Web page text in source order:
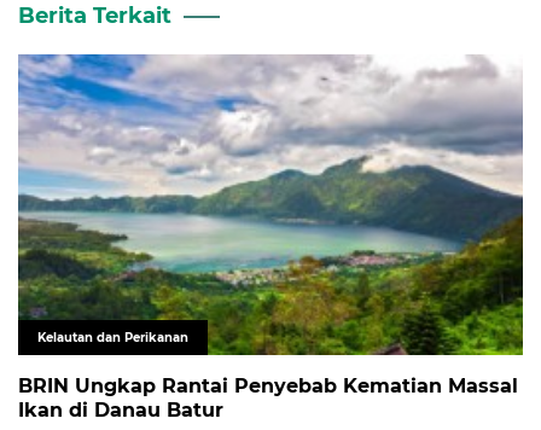
Berita Terkait
Kelautan dan Perikanan
BRIN Ungkap Rantai Penyebab Kematian Massal
Ikan di Danau Batur